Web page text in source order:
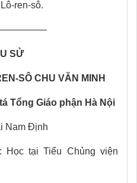
ren-sô.
SỬ
SÔ CHU VĂN MINH
Tổng Giáo phận Hà Nội
Nam Ðịnh
tại Tiểu Chủng viện